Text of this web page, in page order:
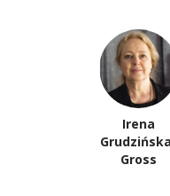
Irena
Gross